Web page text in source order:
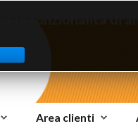
Area clienti